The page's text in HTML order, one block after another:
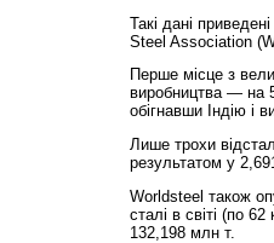
Такі дані
Steel Association
Перше місце з
виробництва — на
обігнавши Індію і
Лише трохи
результатом у
Worldsteel також
сталі в світі (по
132,198 млн т.